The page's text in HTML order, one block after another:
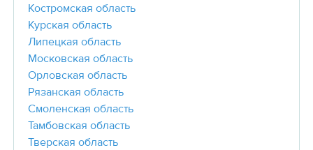
Костромская область
Курская область
Липецкая область
Московская область
Орловская область
Рязанская область
Смоленская область
Тамбовская область
Тверская область